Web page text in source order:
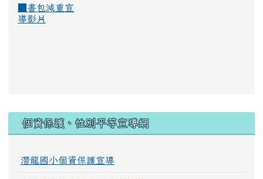
書包減重宣
導影片
個資保護、性別平等宣導網
潛龍國小個資保護宣導